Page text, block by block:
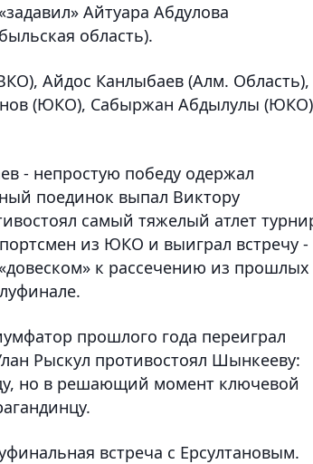
Айтуара Абдулова
область).
Айдос Канлыбаев (Алм. Область),
(ЮКО), Сабыржан Абдылулы
- непростую победу одержал
поединок выпал Виктору
самый тяжелый атлет
из ЮКО и выиграл встречу -
к рассечению из прошлых
прошлого года переиграл
Рыскул противостоял Шынкееву:
но в решающий момент ключевой
встреча с Ерсултановым.